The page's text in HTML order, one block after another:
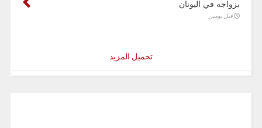
بزواجه في اليونان
قبل يومين
تحميل المزيد